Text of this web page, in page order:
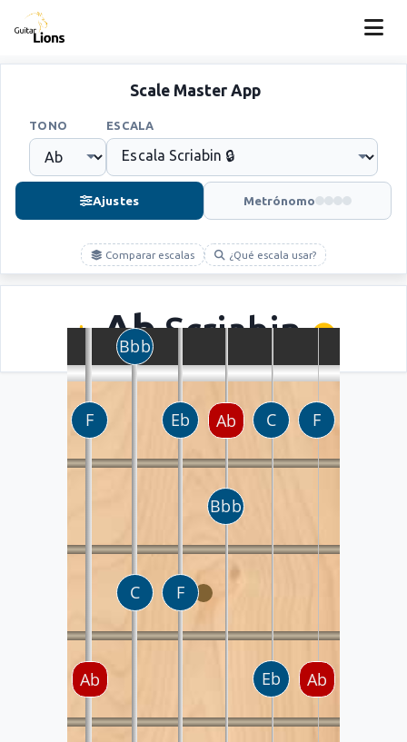
Scale Master App
TONO ESCALA
Ajustes Metrónomo
Comparar escalas ¿Qué escala usar?
AbScriabin